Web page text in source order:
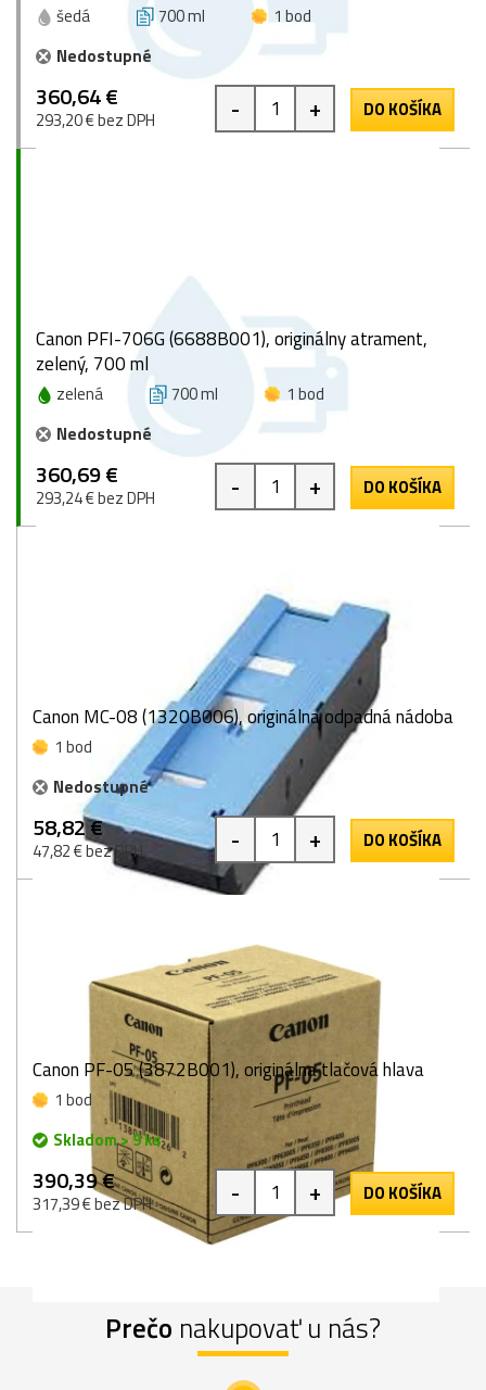
šedá 700 ml
1 bod
Nedostupné
360,64 €
293,20 € bez DPH - + DO KOŠÍKA
Canon PFI-706G (6688B001), originálny atrament,
zelený, 700 ml
zelená 700 ml
1 bod
Nedostupné
360,69 €
293,24 € bez DPH - + DO KOŠÍKA
Canon MC-08 (1320B006), originálna odpadná nádoba
1 bod
Nedostupné
58,82 €
47,82 € bez DPH - + DO KOŠÍKA
Canon PF-05 (3872B001), originálna tlačová hlava
1 bod
Skladom > 9 ks
390,39 €
317,39 € bez DPH - + DO KOŠÍKA
Prečo nakupovať u nás?